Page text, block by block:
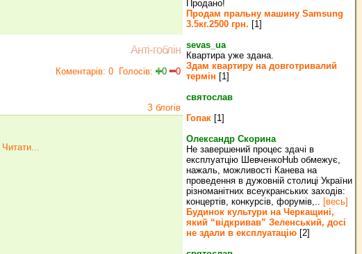
Анті-гоблін
Коментарів: 0 Голосів: 0 0
З блогів
Читати...
Продано!
Продам пральну машину Samsung
3.5кг.2500 грн. [1]
sevas_ua
Квартира уже здана.
Здам квартиру на довготривалий
термін [1]
святослав
Гопак [1]
Олександр Скорина
Не завершений процес здачі в
експлуатцію ШевченкоHub обмежує,
нажаль, можливості Канева на
проведення в дужовній столиці України
різноманітних всеукранських заходів:
концертів, конкурсів, форумів,.. [весь]
Будинок культури на Черкащині,
який “відкривав” Зеленський, досі
не здали в експлуатацію [2]